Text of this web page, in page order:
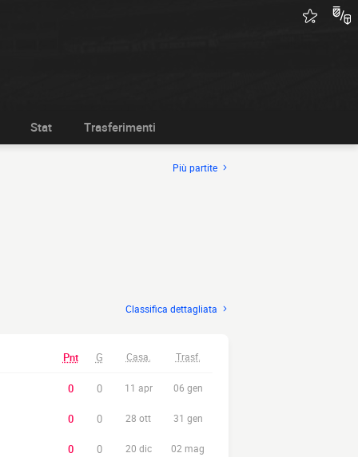
Stat Trasferimenti
Più partite
Classifica dettagliata
Pnt G Casa. Trasf.
0 0 11 apr 06 gen
0 0 28 ott 31 gen
0 0 20 dic 02 mag